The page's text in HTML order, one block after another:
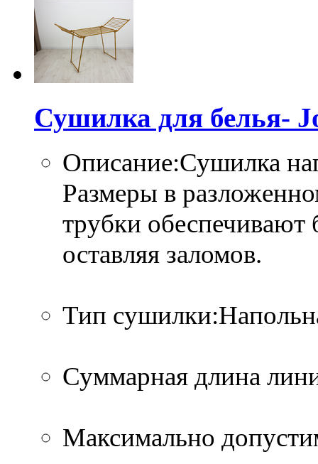
Сушилка для белья-
Описание:Сушилка
Размеры в
трубки
оставляя заломов.
Тип
Суммарная длина
Максимально